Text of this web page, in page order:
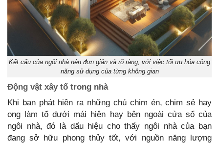
Kết cấu của ngôi nhà nên đơn giản và rõ ràng, với việc tối ưu hóa công
năng sử dụng của từng không gian
Động vật xây tổ trong nhà
Khi bạn phát hiện ra những chú chim én, chim sẻ hay
ong làm tổ dưới mái hiên hay bên ngoài cửa sổ của
ngôi nhà, đó là dấu hiệu cho thấy ngôi nhà của bạn
đang sở hữu phong thủy tốt, với nguồn năng lượng